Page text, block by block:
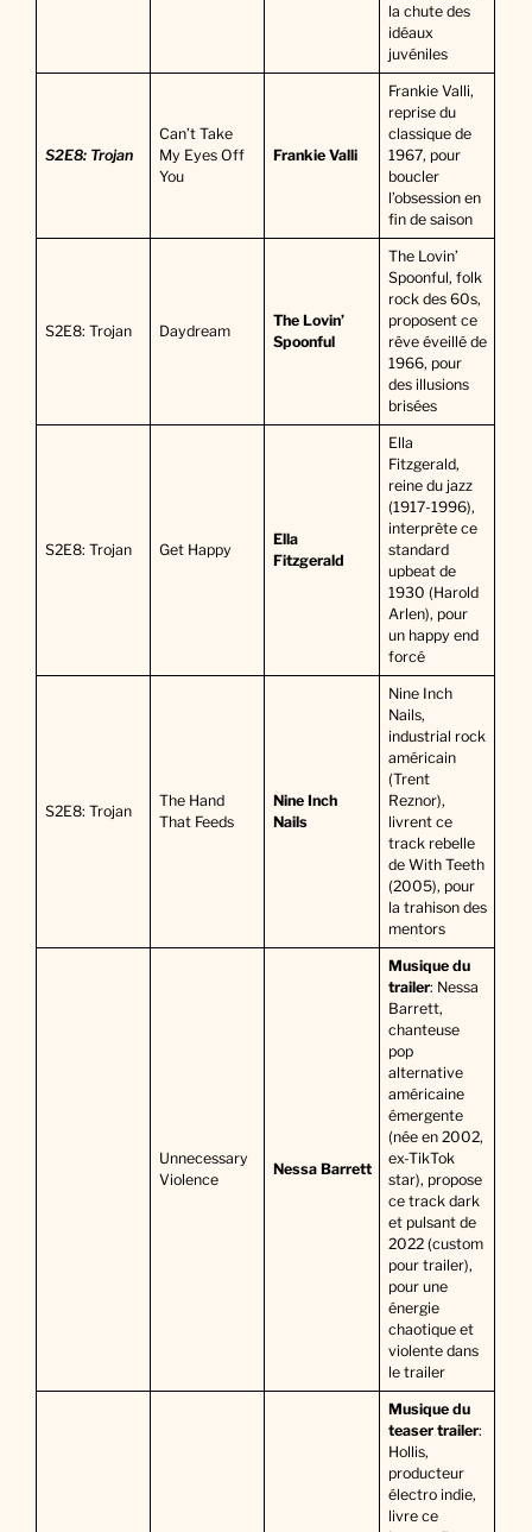
la chute des
idéaux
juvéniles
S2E8: Trojan
Can’t Take
My Eyes Off
You
Frankie Valli
Frankie Valli,
reprise du
classique de
1967, pour
boucler
l’obsession en
fin de saison
S2E8: Trojan Daydream
The Lovin’
Spoonful
The Lovin’
Spoonful, folk
rock des 60s,
proposent ce
rêve éveillé de
1966, pour
des illusions
brisées
S2E8: Trojan Get Happy
Ella
Fitzgerald
Ella
Fitzgerald,
reine du jazz
(1917-1996),
interprète ce
standard
upbeat de
1930 (Harold
Arlen), pour
un happy end
forcé
S2E8: Trojan
The Hand
That Feeds
Nine Inch
Nails
Nine Inch
Nails,
industrial rock
américain
(Trent
Reznor),
livrent ce
track rebelle
de With Teeth
(2005), pour
la trahison des
mentors
Unnecessary
Violence
Nessa Barrett
Musique du
trailer: Nessa
Barrett,
chanteuse
pop
alternative
américaine
émergente
(née en 2002,
ex-TikTok
star), propose
ce track dark
et pulsant de
2022 (custom
pour trailer),
pour une
énergie
chaotique et
violente dans
le trailer
Musique du
teaser trailer:
Hollis,
producteur
électro indie,
livre ce